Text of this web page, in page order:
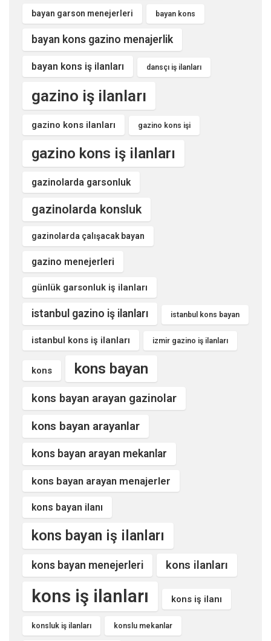
bayan garson menejerleri bayan kons
bayan kons gazino menajerlik
bayan kons iş ilanları dansçı iş ilanları
gazino iş ilanları
gazino kons ilanları gazino kons işi
gazino kons iş ilanları
gazinolarda garsonluk
gazinolarda konsluk
gazinolarda çalışacak bayan
gazino menejerleri
günlük garsonluk iş ilanları
istanbul gazino iş ilanları istanbul kons bayan
istanbul kons iş ilanları izmir gazino iş ilanları
kons kons bayan
kons bayan arayan gazinolar
kons bayan arayanlar
kons bayan arayan mekanlar
kons bayan arayan menajerler
kons bayan ilanı
kons bayan iş ilanları
kons bayan menejerleri kons ilanları
kons iş ilanları kons iş ilanı
konsluk iş ilanları konslu mekanlar